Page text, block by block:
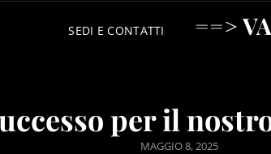
SEDI E CONTATTI ==>
per il
POSTED
MAGGIO 8, 2025